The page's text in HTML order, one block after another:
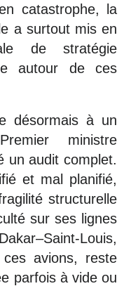
catastrophe, la
a surtout mis en
de stratégie
autour de ces
désormais à un
ministre
un audit complet.
et mal planifié,
structurelle
sur ses lignes
Louis,
avions, reste
parfois à vide ou